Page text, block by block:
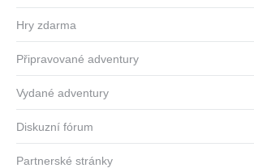
Hry zdarma
Připravované adventury
Vydané adventury
Diskuzní fórum
Partnerské stránky